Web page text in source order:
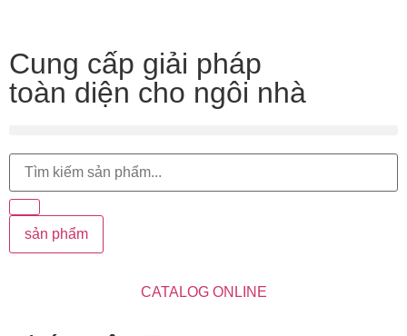
Cung cấp giải pháp
toàn diện cho ngôi nhà
sản phẩm
CATALOG ONLINE